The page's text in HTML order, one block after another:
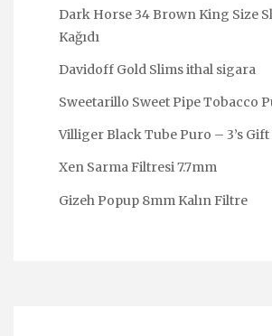
Dark Horse 34 Brown King Size
Kağıdı
Davidoff Gold Slims ithal sigara
Sweetarillo Sweet Pipe Tobacco
Villiger Black Tube Puro – 3’s
Xen Sarma Filtresi 7.7mm
Gizeh Popup 8mm Kalın Filtre